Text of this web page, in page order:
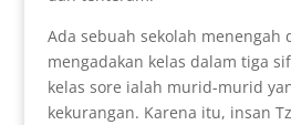
Ada sebuah sekolah menengah
mengadakan kelas dalam tiga
kelas sore ialah murid-murid
kekurangan. Karena itu, insan